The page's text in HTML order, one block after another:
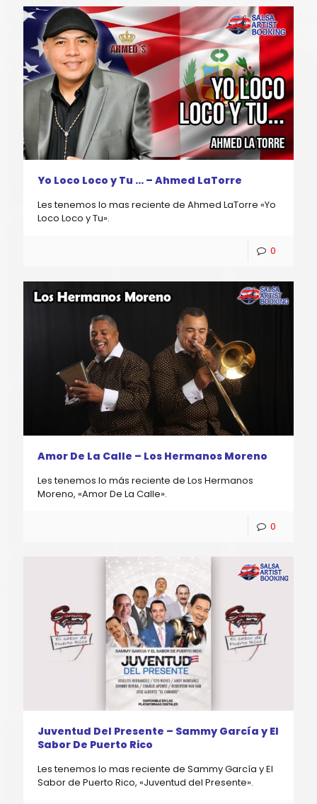
Yo Loco Loco y Tu … – Ahmed LaTorre
Les tenemos lo mas reciente de Ahmed LaTorre «Yo
Loco Loco y Tu».
0
Amor De La Calle – Los Hermanos Moreno
Les tenemos lo más reciente de Los Hermanos
Moreno, «Amor De La Calle».
0
Juventud Del Presente – Sammy García y El
Sabor De Puerto Rico
Les tenemos lo mas reciente de Sammy García y El
Sabor de Puerto Rico, «Juventud del Presente».